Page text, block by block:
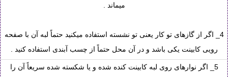
میماند .
4_ اگر از گازهای تو کار یعنی تو نشسته استفاده میکنید حتماً لبه آن با صفحه
رویی کابینت یکی باشد و در آن محل حتماً از چسب آبندی استفاده کنید .
5_ اگر نوارهای روی لبه کابینت کنده شده و یا شکسته شده سریعاً آن را